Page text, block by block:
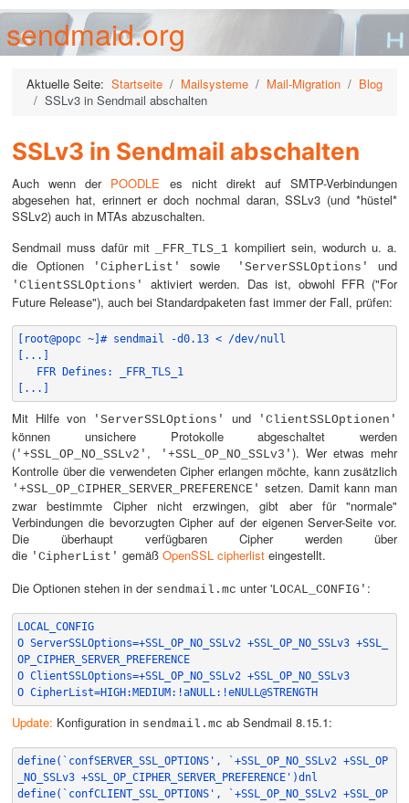
sendmaid.org
Aktuelle Seite: Startseite Mailsysteme Mail-Migration
Blog
SSLv3 in Sendmail abschalten
SSLv3 in Sendmail abschalten
Auch wenn der POODLE es nicht direkt auf SMTP-Verbindungen
abgesehen hat, erinnert er doch nochmal daran, SSLv3 (und *hüstel*
SSLv2) auch in MTAs abzuschalten.
Sendmail muss dafür mit
_FFR_TLS_1 kompiliert sein, wodurch u. a.
die Optionen
'CipherList' sowie 'ServerSSLOptions' und
'ClientSSLOptions'
aktiviert werden. Das ist, obwohl FFR ("For
Future Release"), auch bei Standardpaketen fast immer der Fall, prüfen:
[root@popc ~]# sendmail -d0.13 < /dev/null
[...]
   FFR Defines: _FFR_TLS_1
[...]
Mit Hilfe von 'ServerSSLOptions' und 'ClientSSLOptionen'
können unsichere Protokolle abgeschaltet werden
( '+SSL_OP_NO_SSLv2' , '+SSL_OP_NO_SSLv3' ). Wer etwas mehr
Kontrolle über die verwendeten Cipher erlangen möchte, kann zusätzlich
'+SSL_OP_CIPHER_SERVER_PREFERENCE' setzen. Damit kann man
zwar bestimmte Cipher nicht erzwingen, gibt aber für "normale"
Verbindungen die bevorzugten Cipher auf der eigenen Server-Seite vor.
Die überhaupt verfügbaren Cipher werden über
die 'CipherList' gemäß OpenSSL cipherlist eingestellt.
Die Optionen stehen in der sendmail.mc unter 'LOCAL_CONFIG' :
LOCAL_CONFIG
O ServerSSLOptions=+SSL_OP_NO_SSLv2 +SSL_OP_NO_SSLv3 +SSL_
OP_CIPHER_SERVER_PREFERENCE
O ClientSSLOptions=+SSL_OP_NO_SSLv2 +SSL_OP_NO_SSLv3
O CipherList=HIGH:MEDIUM:!aNULL:!eNULL@STRENGTH
Update: Konfiguration in sendmail.mc ab Sendmail 8.15.1:
define(`confSERVER_SSL_OPTIONS', `+SSL_OP_NO_SSLv2 +SSL_OP
_NO_SSLv3 +SSL_OP_CIPHER_SERVER_PREFERENCE')dnl
define(`confCLIENT_SSL_OPTIONS', `+SSL_OP_NO_SSLv2 +SSL_OP